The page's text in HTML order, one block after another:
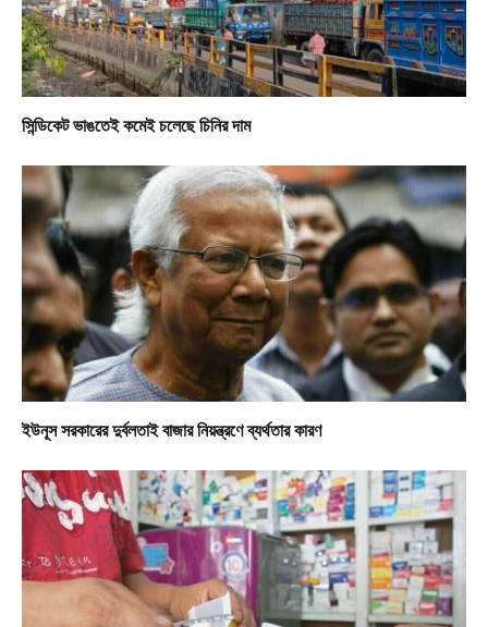
সিন্ডিকেট ভাঙতেই কমেই চলেছে চিনির দাম
ইউনূস সরকারের দুর্বলতাই বাজার নিয়ন্ত্রণে ব্যর্থতার কারণ